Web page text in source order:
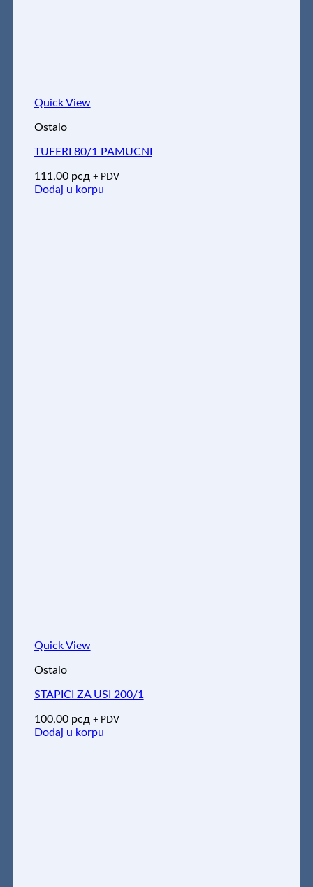
Quick View
Ostalo
TUFERI 80/1 PAMUCNI
111,00 рсд + PDV
Dodaj u korpu
Quick View
Ostalo
STAPICI ZA USI 200/1
100,00 рсд + PDV
Dodaj u korpu